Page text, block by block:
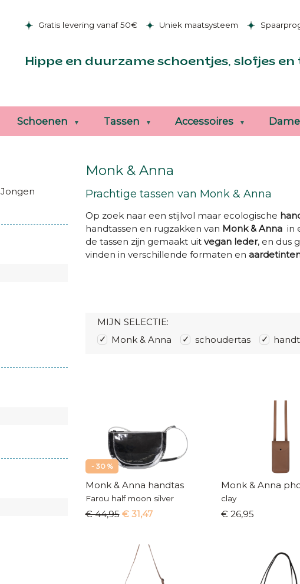
Gratis levering vanaf 50€ Uniek maatsysteem
Hippe en duurzame schoentjes, slofjes en
Schoenen Tassen Accessoires
Jongen
Monk & Anna
Prachtige tassen van Monk & Anna
Op zoek naar een stijlvol maar ecologische
handtassen en rugzakken van Monk & Annain
de tassen zijn gemaakt uitvegan leder, en dus
vinden in verschillende formaten en
MIJN SELECTIE:
Monk & Anna
schoudertas
- 30 %
Monk & Anna handtas
Farou half moon silver
€ 44,95 € 31,47
Monk & Anna
clay
€ 26,95